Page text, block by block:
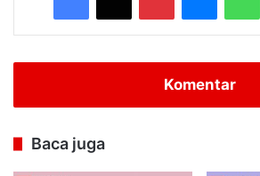
Komentar
Baca juga